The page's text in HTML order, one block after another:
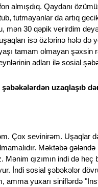
almışdıq. Qaydanı
tutmayanlar da artıq
mən 30 qəpik verirdim
isə özlərinə hələ də
tamam olmayan şəxsin
adları ilə sosial
uzaqlaşıb
Çox sevinirəm. Uşaqlar
Məktəbə
qızımın indi də heç
İndi sosial şəbəkələr
amma yuxarı siniflərdə